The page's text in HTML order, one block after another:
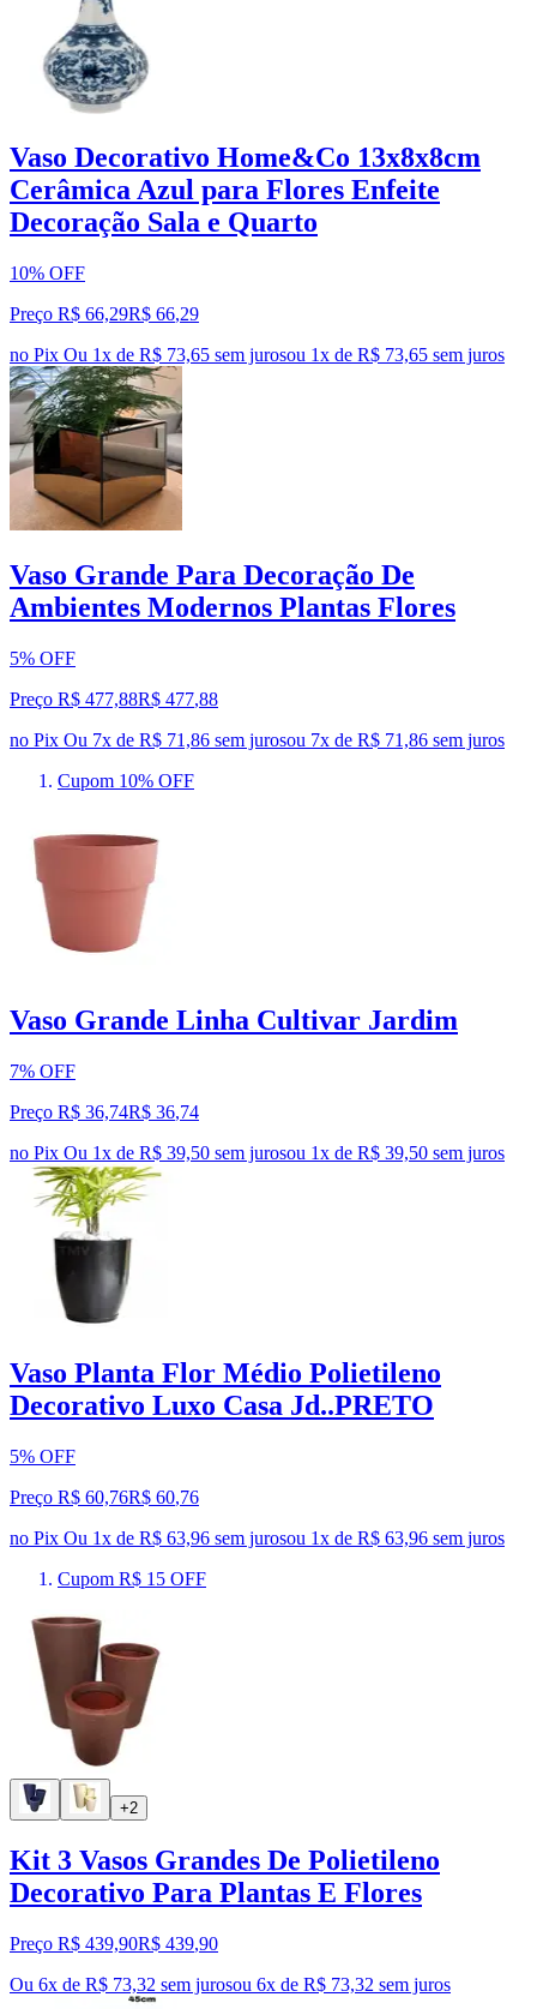
Vaso Decorativo Home&Co 13x8x8cm
Cerâmica Azul para Flores Enfeite
Decoração Sala e Quarto
10% OFF
Preço R$ 66,29R$ 66,29
no Pix Ou 1x de R$ 73,65 sem jurosou 1x de R$ 73,65 sem juros
Vaso Grande Para Decoração De
Ambientes Modernos Plantas Flores
5% OFF
Preço R$ 477,88R$ 477,88
no Pix Ou 7x de R$ 71,86 sem jurosou 7x de R$ 71,86 sem juros
Cupom 10% OFF
Vaso Grande Linha Cultivar Jardim
7% OFF
Preço R$ 36,74R$ 36,74
no Pix Ou 1x de R$ 39,50 sem jurosou 1x de R$ 39,50 sem juros
Vaso Planta Flor Médio Polietileno
Decorativo Luxo Casa Jd..PRETO
5% OFF
Preço R$ 60,76R$ 60,76
no Pix Ou 1x de R$ 63,96 sem jurosou 1x de R$ 63,96 sem juros
Cupom R$ 15 OFF
+2
Kit 3 Vasos Grandes De Polietileno
Decorativo Para Plantas E Flores
Preço R$ 439,90R$ 439,90
Ou 6x de R$ 73,32 sem jurosou 6x de R$ 73,32 sem juros